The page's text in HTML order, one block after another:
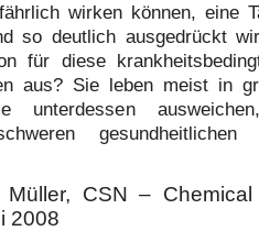
wirken können, eine
so deutlich ausgedrückt
für diese
aus? Sie leben meist in
unterdessen
CSN – Chemical
2008